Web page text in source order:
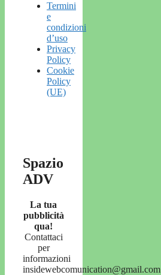
Termini
e
condizioni
d’uso
Privacy
Policy
Cookie
Policy
(UE)
Spazio
ADV
La tua
pubblicità
qua!
Contattaci
per
informazioni
insidewebcomunication@gmail.com